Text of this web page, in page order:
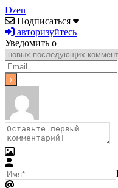
Dzen
Подписаться
авторизуйтесь
Уведомить о